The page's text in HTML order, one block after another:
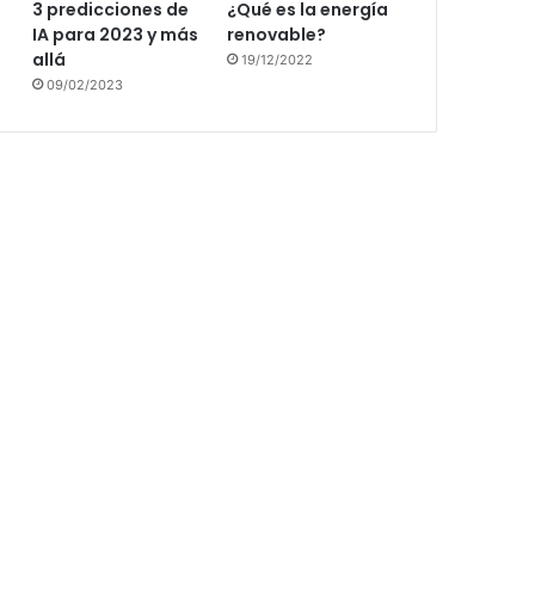
3 predicciones de
IA para 2023 y más
allá
09/02/2023
¿Qué es la energía
renovable?
19/12/2022